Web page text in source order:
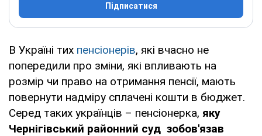
Підписатися
В Україні тих пенсіонерів, які вчасно не
попередили про зміни, які впливають на
розмір чи право на отримання пенсії, мають
повернути надміру сплачені кошти в бюджет.
Серед таких українців – пенсіонерка, яку
Чернігівський районний суд зобов'язав